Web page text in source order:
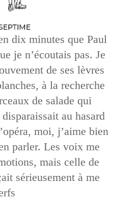
dix minutes que Paul
je n’écoutais pas. Je
de ses lèvres
à la recherche
de salade qui
au hasard
moi, j’aime bien
parler. Les voix me
mais celle de
sérieusement à me